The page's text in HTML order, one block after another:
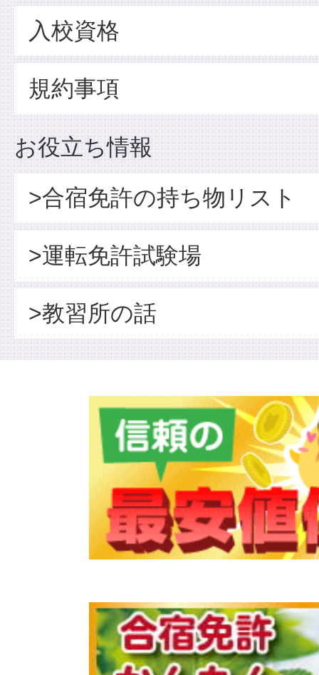
入校資格
規約事項
お役立ち情報
>合宿免許の持ち物リスト
>運転免許試験場
>教習所の話